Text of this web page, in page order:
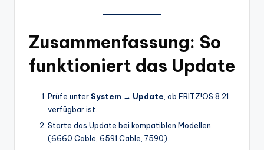
Zusammenfassung: So
funktioniert das Update
Prüfe unter System → Update , ob FRITZ!OS 8.21
verfügbar ist.
Starte das Update bei kompatiblen Modellen
(6660 Cable, 6591 Cable, 7590).